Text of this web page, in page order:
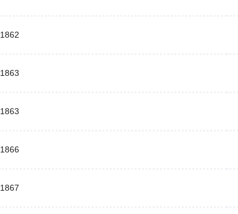
1862
1863
1863
1866
1867